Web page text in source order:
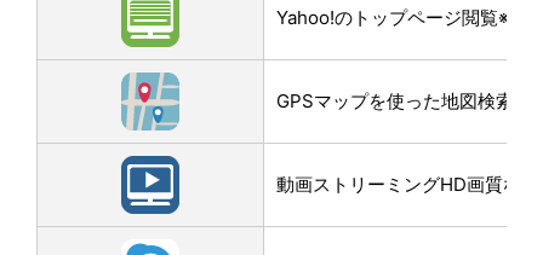
Yahoo!のトップページ閲覧
GPSマップを使った地図検索な
動画ストリーミングHD画質なら